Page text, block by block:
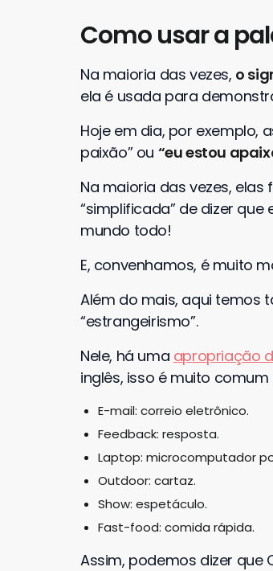
Como usar a
Na maioria das vezes, o
ela é usada para
Hoje em dia, por exemplo,
paixão” ou “eu estou
Na maioria das vezes, elas
“simplificada” de dizer
mundo todo!
E, convenhamos, é muito
Além do mais, aqui temos
“estrangeirismo”.
Nele, há uma apropriação
inglês, isso é muito
E-mail: correio eletrônico.
Feedback: resposta.
Laptop: microcomputador
Outdoor: cartaz.
Show: espetáculo.
Fast-food: comida rápida.
Assim, podemos dizer que